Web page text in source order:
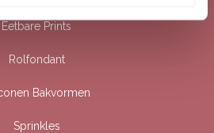
Eetbare Prints
Rolfondant
Bakvormen
Sprinkles